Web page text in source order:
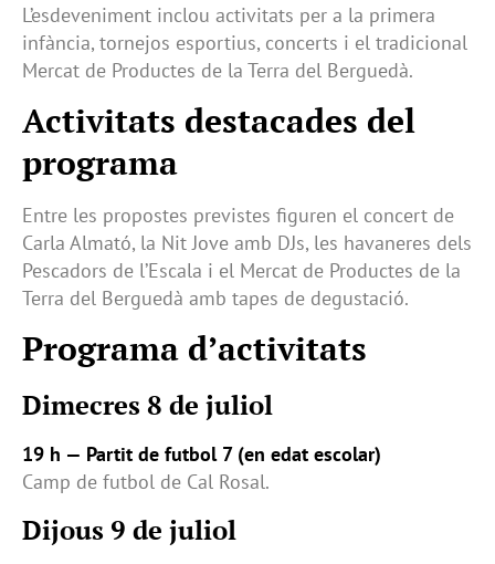
L’esdeveniment inclou activitats per a la primera
infància, tornejos esportius, concerts i el tradicional
Mercat de Productes de la Terra del Berguedà.
Activitats destacades del
programa
Entre les propostes previstes figuren el concert de
Carla Almató, la Nit Jove amb DJs, les havaneres dels
Pescadors de l’Escala i el Mercat de Productes de la
Terra del Berguedà amb tapes de degustació.
Programa d’activitats
Dimecres 8 de juliol
19 h — Partit de futbol 7 (en edat escolar)
Camp de futbol de Cal Rosal.
Dijous 9 de juliol